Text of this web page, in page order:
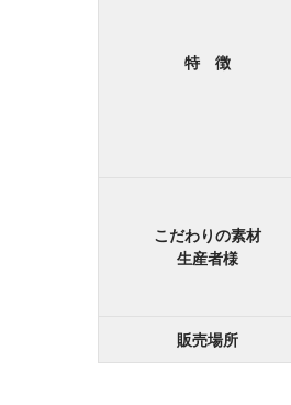
特 徴
こだわりの素材
生産者様
販売場所